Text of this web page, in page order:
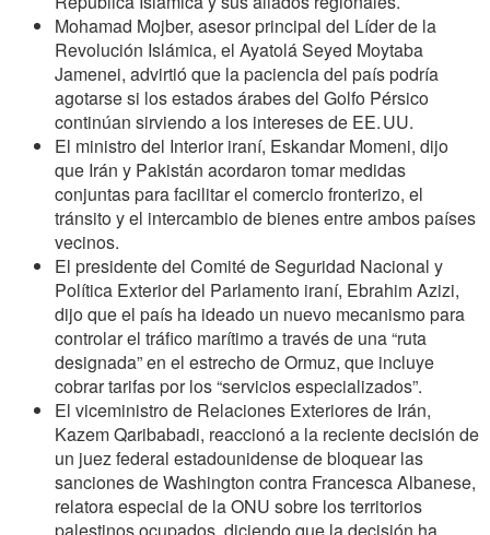
Mohamad Mojber, asesor principal del Líder de la
Revolución Islámica, el Ayatolá Seyed Moytaba
Jamenei, advirtió que la paciencia del país podría
agotarse si los estados árabes del Golfo Pérsico
continúan sirviendo a los intereses de EE. UU.
El ministro del Interior iraní, Eskandar Momeni, dijo
que Irán y Pakistán acordaron tomar medidas
conjuntas para facilitar el comercio fronterizo, el
tránsito y el intercambio de bienes entre ambos países
vecinos.
El presidente del Comité de Seguridad Nacional y
Política Exterior del Parlamento iraní, Ebrahim Azizi,
dijo que el país ha ideado un nuevo mecanismo para
controlar el tráfico marítimo a través de una “ruta
designada” en el estrecho de Ormuz, que incluye
cobrar tarifas por los “servicios especializados”.
El viceministro de Relaciones Exteriores de Irán,
Kazem Qaribabadi, reaccionó a la reciente decisión de
un juez federal estadounidense de bloquear las
sanciones de Washington contra Francesca Albanese,
relatora especial de la ONU sobre los territorios